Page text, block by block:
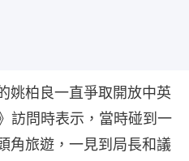
姚柏良一直爭取開放中英
訪問時表示，當時碰到一
角旅遊，一見到局長和議